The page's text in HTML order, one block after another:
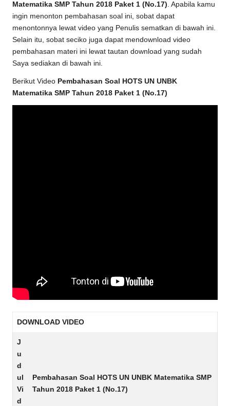
Matematika SMP Tahun 2018 Paket 1 (No.17). Apabila kamu
ingin menonton pembahasan soal ini, sobat dapat
menontonnya lewat video yang Penulis sematkan di bawah ini.
Selain itu, sobat seciko juga dapat mendownload video
pembahasan materi ini lewat tautan download yang sudah
Saya sediakan di bawah ini.
Berikut Video Pembahasan Soal HOTS UN UNBK
Matematika SMP Tahun 2018 Paket 1 (No.17)
DOWNLOAD VIDEO
J
u
d
ul
Vi
d
Pembahasan Soal HOTS UN UNBK Matematika SMP
Tahun 2018 Paket 1 (No.17)